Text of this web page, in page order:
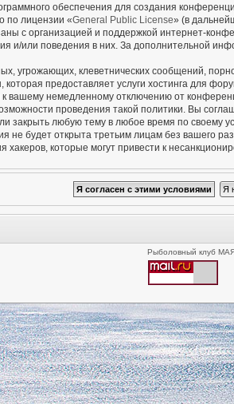
обеспечения для создания
по лицензии «General Public License» (в
с организацией и поддержкой интернет-
и/или поведения в них. За дополнительной
угрожающих, клеветнических сообщений,
предоставляет услуги хостинга для
вашему немедленному отключению от
проведения такой политики. Вы
закрыть любую тему в любое время по
не будет открыта третьим лицам без вашего
которые могут привести к
Рыболовный клуб